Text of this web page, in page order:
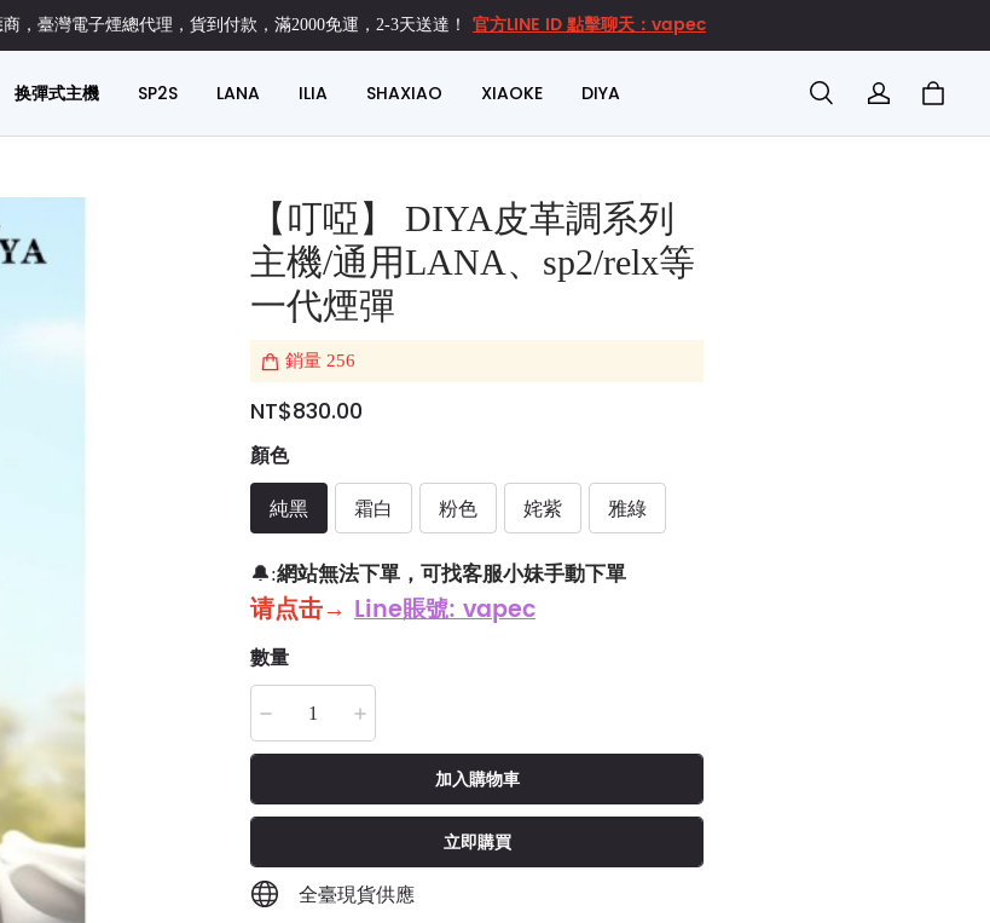
，臺灣電子煙總代理，貨到付款，滿2000免運，2-3天送達！ 官方LINE ID 點擊聊天：vapec
换彈式主機 SP2S LANA ILIA SHAXIAO XIAOKE DIYA
【叮啞】 DIYA皮革調系列
主機/通用LANA、sp2/relx等
一代煙彈
銷量 256
NT$830.00
顏色
純黑 霜白 粉色 姹紫 雅綠
🔔:網站無法下單，可找客服小妹手動下單
请点击→ Line賬號: vapec
數量
加入購物車
立即購買
全臺現貨供應